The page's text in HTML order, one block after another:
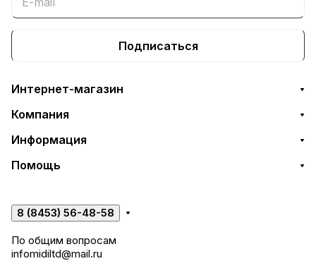
Подписаться
Интернет-магазин
Компания
Информация
Помощь
8 (8453) 56-48-58
По общим вопросам
infomidiltd@mail.ru